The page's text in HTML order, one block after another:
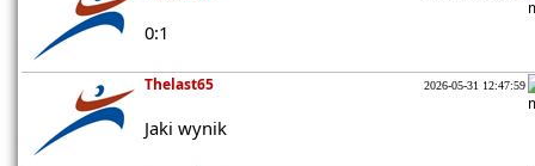
0:1
Thelast65 2026-05-31 12:47:59
Jaki wynik